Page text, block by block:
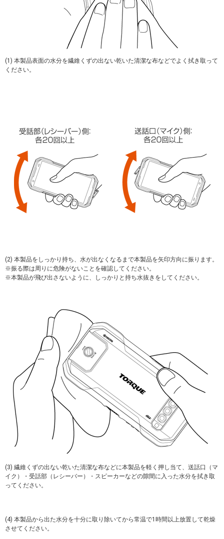
(1) 本製品表面の水分を繊維くずの出ない乾いた清潔な布などでよく拭き取って
ください。
(2) 本製品をしっかり持ち、水が出なくなるまで本製品を矢印方向に振ります。
振る際は周りに危険がないことを確認してください。
本製品が飛び出さないように、しっかりと持ち水抜きをしてください。
(3) 繊維くずの出ない乾いた清潔な布などに本製品を軽く押し当て、送話口（マ
イク）・受話部（レシーバー）・スピーカーなどの隙間に入った水分を拭き取
ってください。
(4) 本製品から出た水分を十分に取り除いてから常温で1時間以上放置して乾燥
させてください。